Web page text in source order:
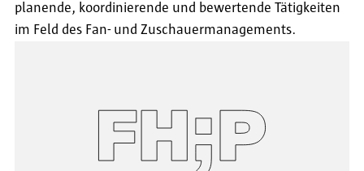
planende, koordinierende und bewertende Tätigkeiten
im Feld des Fan- und Zuschauermanagements.